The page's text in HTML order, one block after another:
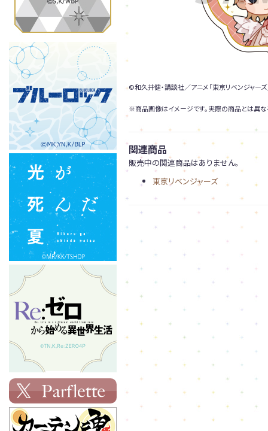
©和久井健・講談社／アニメ「東京リベンジャー
※商品画像はイメージです。実際の商品とは異な
関連商品
販売中の関連商品はありません。
東京リベンジャーズ